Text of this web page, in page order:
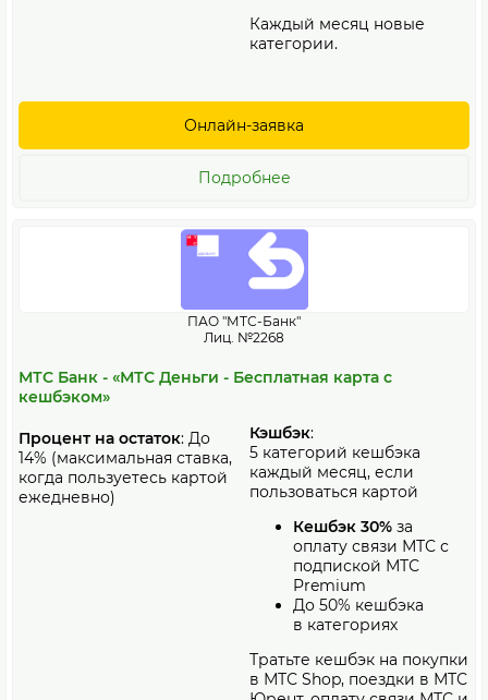
Каждый месяц новые
категории.
Онлайн-заявка
Подробнее
ПАО "МТС-Банк"
Лиц. №2268
МТС Банк - «МТС Деньги - Бесплатная карта с
кешбэком»
Процент на остаток: До
14% (максимальная ставка,
когда пользуетесь картой
ежедневно)
Кэшбэк:
5 категорий кешбэка
каждый месяц, если
пользоваться картой
Кешбэк 30% за
оплату связи МТС с
подпиской МТС
Premium
До 50% кешбэка
в категориях
Тратьте кешбэк на покупки
в МТС Shop, поездки в МТС